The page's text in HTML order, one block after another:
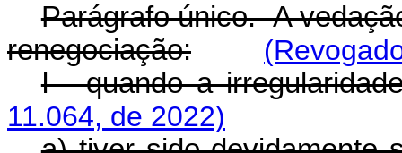
Parágrafo único. A
renegociação:
I - quando a
11.064, de 2022)